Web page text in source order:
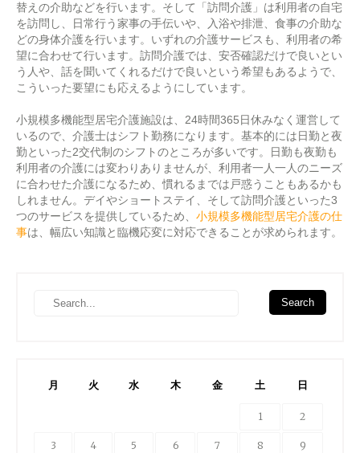
替えの介助などを行います。そして「訪問介護」は利用者の自宅
を訪問し、日常行う家事の手伝いや、入浴や排泄、食事の介助な
どの身体介護を行います。いずれの介護サービスも、利用者の希
望に合わせて行います。訪問介護では、安否確認だけで良いとい
う人や、話を聞いてくれるだけで良いという希望もあるようで、
こういった要望にも応えるようにしています。
小規模多機能型居宅介護施設は、24時間365日休みなく運営して
いるので、介護士はシフト勤務になります。基本的には日勤と夜
勤といった2交代制のシフトのところが多いです。日勤も夜勤も
利用者の介護には変わりありませんが、利用者一人一人のニーズ
に合わせた介護になるため、慣れるまでは戸惑うこともあるかも
しれません。デイやショートステイ、そして訪問介護といった3
つのサービスを提供しているため、 小規模多機能型居宅介護の仕
事は、幅広い知識と臨機応変に対応できることが求められます。
月 火 水 木 金 土 日
1 2
3 4 5 6 7 8 9